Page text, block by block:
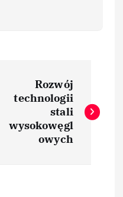
Rozwój
technologii
stali
wysokowęgl
owych